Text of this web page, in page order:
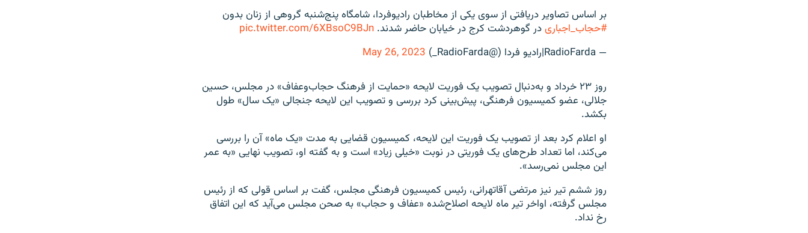
بر اساس تصاویر دریافتی از سوی یکی از مخاطبان رادیوفردا، شامگاه پنج‌شنبه گروهی از زنان بدون
#حجاب_اجباریدر گوهردشت کرج در خیابان حاضر شدند.pic.twitter.com/6XBsoC9BJn
— RadioFarda‌|‌راديو فردا (@RadioFarda_)
May 26, 2023
روز ۲۳ خرداد و به‌دنبال تصویب یک فوریت لایحه «حمایت از فرهنگ حجاب‌وعفاف» در مجلس، حسین
جلالی، عضو کمیسیون فرهنگی، پیش‌بینی کرد بررسی و تصویب این لایحه جنجالی «یک سال» طول
بکشد.
او اعلام کرد بعد از تصویب یک فوریت این لایحه، کمیسیون قضایی به مدت «یک ماه» آن را بررسی
می‌کند، اما تعداد طرح‌های یک فوریتی در نوبت «خیلی زیاد» است و به گفته او، تصویب نهایی «به عمر
این مجلس نمی‌رسد».
روز ششم تیر نیز مرتضی آقاتهرانی، رئیس کمیسیون فرهنگی مجلس، گفت بر اساس قولی که از رئیس
مجلس گرفته، اواخر تیر ماه لایحه اصلاح‌شده «عفاف و حجاب» به صحن مجلس می‌آید که این اتفاق
رخ نداد.